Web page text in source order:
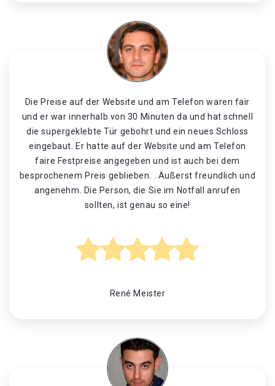
Die Preise auf der Website und am Telefon waren fair
und er war innerhalb von 30 Minuten da und hat schnell
die supergeklebte Tür gebohrt und ein neues Schloss
eingebaut. Er hatte auf der Website und am Telefon
faire Festpreise angegeben und ist auch bei dem
besprochenem Preis geblieben. . Äußerst freundlich und
angenehm. Die Person, die Sie im Notfall anrufen
sollten, ist genau so eine!
René Meister